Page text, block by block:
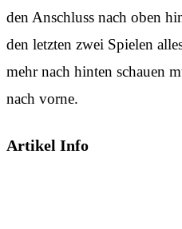
den Anschluss nach oben
den letzten zwei Spielen
mehr nach hinten schauen
nach vorne.
Artikel Info